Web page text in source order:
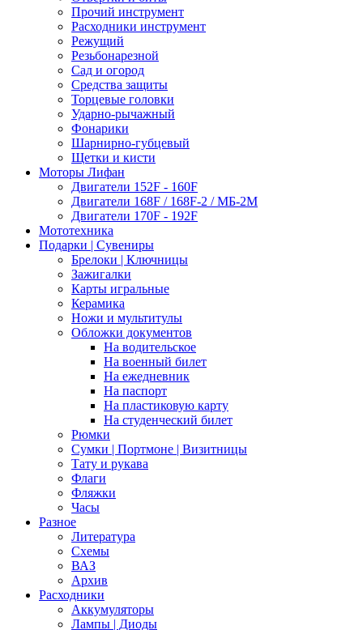
Прочий инструмент
Расходники инструмент
Режущий
Резьбонарезной
Сад и огород
Средства защиты
Торцевые головки
Ударно-рычажный
Фонарики
Шарнирно-губцевый
Щетки и кисти
Моторы Лифан
Двигатели 152F - 160F
Двигатели 168F / 168F-2 / МБ-2М
Двигатели 170F - 192F
Мототехника
Подарки | Сувениры
Брелоки | Ключницы
Зажигалки
Карты игральные
Керамика
Ножи и мультитулы
Обложки документов
На водительское
На военный билет
На ежедневник
На паспорт
На пластиковую карту
На студенческий билет
Рюмки
Сумки | Портмоне | Визитницы
Тату и рукава
Флаги
Фляжки
Часы
Разное
Литература
Схемы
ВАЗ
Архив
Расходники
Аккумуляторы
Лампы | Диоды